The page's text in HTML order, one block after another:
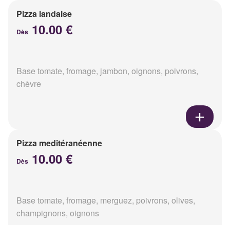
Pizza landaise
Dès 10.00 €
Base tomate, fromage, jambon, oignons, poivrons,
chèvre
Pizza meditéranéenne
Dès 10.00 €
Base tomate, fromage, merguez, poivrons, olives,
champignons, oignons